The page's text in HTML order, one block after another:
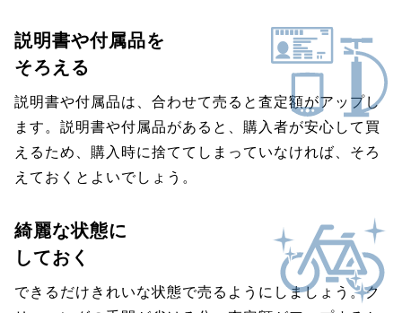
説明書や付属品を
そろえる
説明書や付属品は、合わせて売ると査定額がアップし
ます。説明書や付属品があると、購入者が安心して買
えるため、購入時に捨ててしまっていなければ、そろ
えておくとよいでしょう。
綺麗な状態に
しておく
できるだけきれいな状態で売るようにしましょう。ク